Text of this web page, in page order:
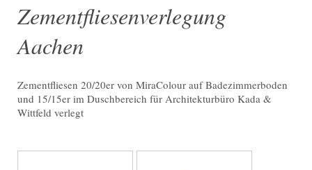
Zementfliesenverlegung
Aachen
Zementfliesen 20/20er von MiraColour auf Badezimmerboden
und 15/15er im Duschbereich für Architekturbüro Kada &
Wittfeld verlegt